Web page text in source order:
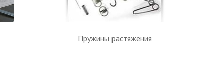
Пружины растяжения